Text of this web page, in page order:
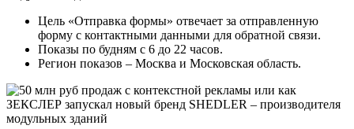
Цель «Отправка формы» отвечает за отправленную
форму с контактными данными для обратной связи.
Показы по будням с 6 до 22 часов.
Регион показов – Москва и Московская область.